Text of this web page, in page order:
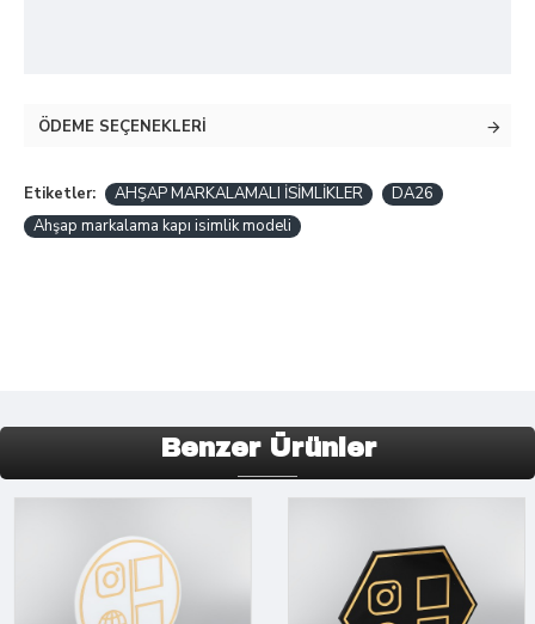
ÖDEME SEÇENEKLERI
Etiketler: AHŞAP MARKALAMALI İSİMLİKLER
DA26
Ahşap markalama kapı isimlik modeli
Benzer Ürünler